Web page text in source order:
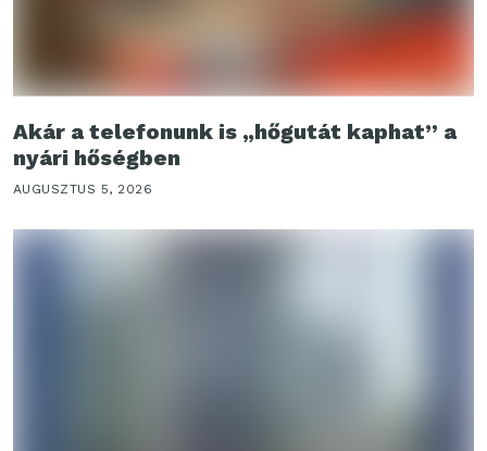
Akár a telefonunk is „hőgutát kaphat” a
nyári hőségben
AUGUSZTUS 5, 2026